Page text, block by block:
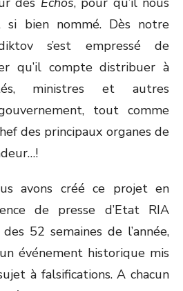
si bien nommé. Dès notre
s’est empressé de
qu’il compte distribuer à
ministres et autres
tout comme
des principaux organes de
avons créé ce projet en
de presse d’Etat RIA
52 semaines de l’année,
événement historique mis
à falsifications. A chacun